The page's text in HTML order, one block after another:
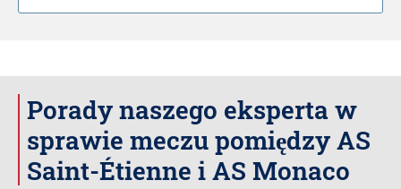
Porady naszego eksperta w
sprawie meczu pomiędzy AS
Saint-Étienne i AS Monaco